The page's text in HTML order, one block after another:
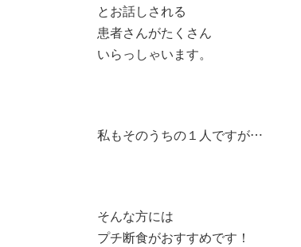
とお話しされる
患者さんがたくさん
いらっしゃいます。
私もそのうちの１人ですが…
そんな方には
プチ断食がおすすめです！